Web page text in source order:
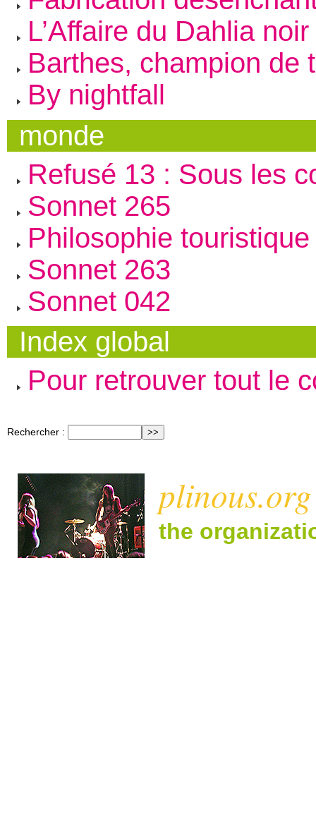
L’Affaire du Dahlia noir
Barthes, champion de
By nightfall
monde
Refusé 13 : Sous les
Sonnet 265
Philosophie touristique
Sonnet 263
Sonnet 042
Index global
Pour retrouver tout le
Rechercher :
plinous.org
the